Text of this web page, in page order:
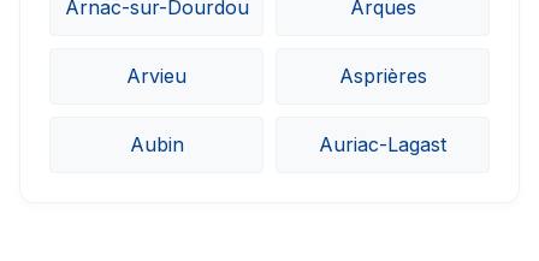
Arnac-sur-Dourdou Arques
Arvieu Asprières
Aubin Auriac-Lagast